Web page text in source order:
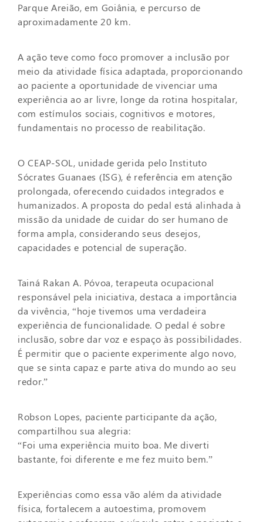
Parque Areião, em Goiânia, e percurso de
aproximadamente 20 km.
A ação teve como foco promover a inclusão por
meio da atividade física adaptada, proporcionando
ao paciente a oportunidade de vivenciar uma
experiência ao ar livre, longe da rotina hospitalar,
com estímulos sociais, cognitivos e motores,
fundamentais no processo de reabilitação.
O CEAP-SOL, unidade gerida pelo Instituto
Sócrates Guanaes (ISG), é referência em atenção
prolongada, oferecendo cuidados integrados e
humanizados. A proposta do pedal está alinhada à
missão da unidade de cuidar do ser humano de
forma ampla, considerando seus desejos,
capacidades e potencial de superação.
Tainá Rakan A. Póvoa, terapeuta ocupacional
responsável pela iniciativa, destaca a importância
da vivência, “hoje tivemos uma verdadeira
experiência de funcionalidade. O pedal é sobre
inclusão, sobre dar voz e espaço às possibilidades.
É permitir que o paciente experimente algo novo,
que se sinta capaz e parte ativa do mundo ao seu
redor.”
Robson Lopes, paciente participante da ação,
compartilhou sua alegria:
“Foi uma experiência muito boa. Me diverti
bastante, foi diferente e me fez muito bem.”
Experiências como essa vão além da atividade
física, fortalecem a autoestima, promovem